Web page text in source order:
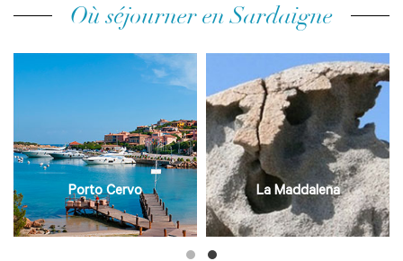
Où séjourner en Sardaigne
Porto Cervo La Maddalena